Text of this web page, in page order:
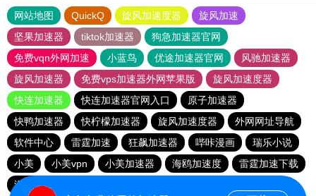
网站地图 QuickQ 旋风加速度器
旋风加速
坚果加速器
tiktok加速器
狗急加速器官网
免费vqn外网加速
小蓝鸟 优途加速器官网
风驰加速器
旋风加速器
免费vps加速器外网苹果版
旋风加速度器
快连加速器
快连加速器官网入口
原子加速器
快鸭加速器
快柠檬加速器 旋风加速度器
外网网址导航
软件中心
雷霆加速 狂飙加速器 哔咔漫画
瑞乐小说
小美
小美vpn 小美加速器 海鸥加速度
雷霆加速下载
海鸥加速器下载